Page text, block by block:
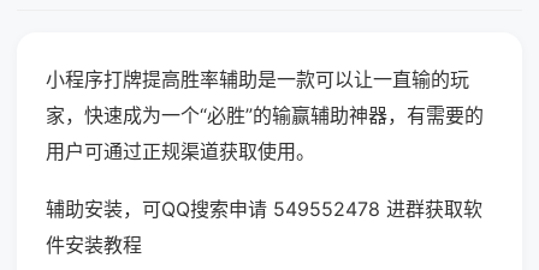
小程序打牌提高胜率辅助是一款可以让一直输的玩
家，快速成为一个“必胜”的输赢辅助神器，有需要的
用户可通过正规渠道获取使用。
辅助安装，可QQ搜索申请 549552478 进群获取软
件安装教程